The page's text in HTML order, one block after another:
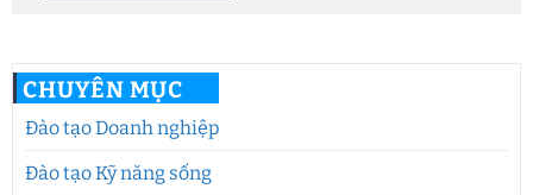
CHUYÊN MỤC
Đào tạo Doanh nghiệp
Đào tạo Kỹ năng sống